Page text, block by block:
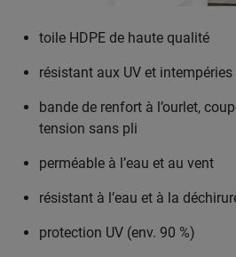
toile HDPE de haute qualité
résistant aux UV et intempéries
bande de renfort à l’ourlet,
tension sans pli
perméable à l’eau et au vent
résistant à l’eau et à la
protection UV (env. 90 %)